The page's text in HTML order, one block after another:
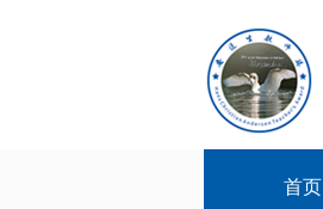
首页